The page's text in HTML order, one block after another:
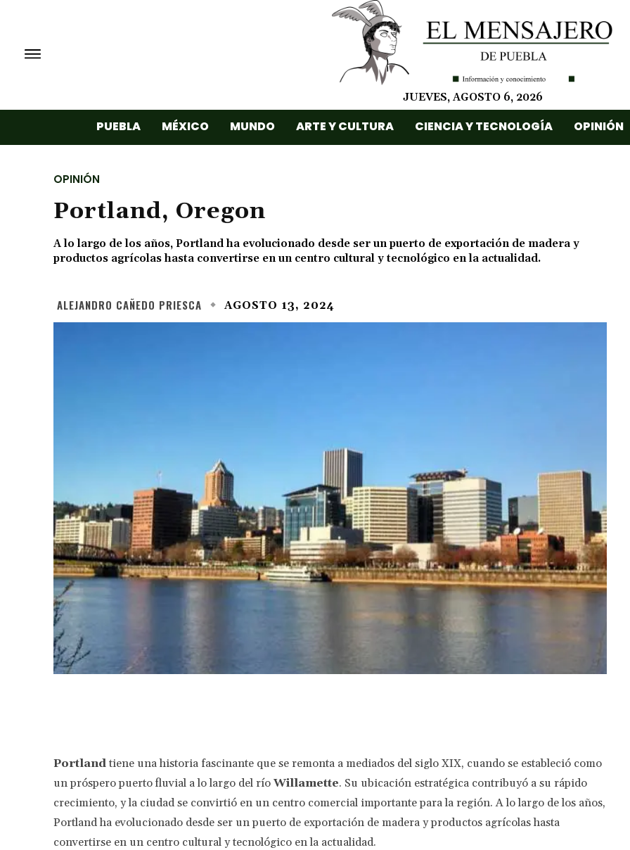
JUEVES, AGOSTO 6, 2026
PUEBLA MÉXICO MUNDO ARTE Y CULTURA CIENCIA Y TECNOLOGÍA OPINIÓN
OPINIÓN
Portland, Oregon
A lo largo de los años, Portland ha evolucionado desde ser un puerto de exportación de madera y
productos agrícolas hasta convertirse en un centro cultural y tecnológico en la actualidad.
ALEJANDRO CAÑEDO PRIESCA AGOSTO 13, 2024
Portland tiene una historia fascinante que se remonta a mediados del siglo XIX, cuando se estableció como
un próspero puerto fluvial a lo largo del río Willamette. Su ubicación estratégica contribuyó a su rápido
crecimiento, y la ciudad se convirtió en un centro comercial importante para la región. A lo largo de los años,
Portland ha evolucionado desde ser un puerto de exportación de madera y productos agrícolas hasta
convertirse en un centro cultural y tecnológico en la actualidad.